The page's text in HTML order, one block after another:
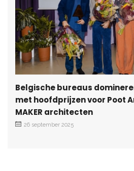
Belgische bureaus
met hoofdprijzen voor Poot
MAKER architecten
26 september 2025